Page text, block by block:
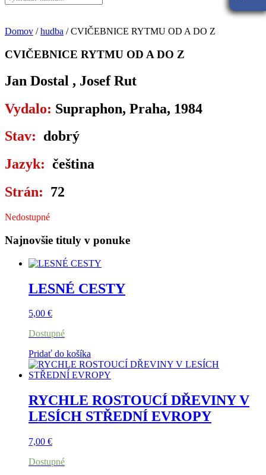
Domov /hudba / CVIČEBNICE RYTMU OD A DO Z
CVIČEBNICE RYTMU OD A DO Z
Jan Dostal , Josef Rut
Vydalo: Supraphon, Praha, 1984
Stav: dobrý
Jazyk: čeština
Strán: 72
Nedostupné
Najnovšie tituly v ponuke
LESNÉ CESTY
5,00 €
Dostupné
Pridať do košíka
RYCHLE ROSTOUCÍ DŘEVINY V
LESÍCH STŘEDNÍ EVROPY
7,00 €
Dostupné